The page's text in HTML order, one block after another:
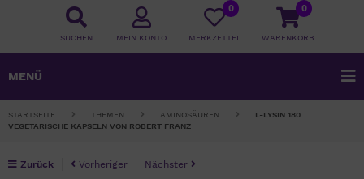
SUCHEN
0
WARENKORB
0
MERKZETTEL
MEIN KONTO
MENÜ
STARTSEITE THEMEN AMINOSÄUREN
L-LYSIN 180
VEGETARISCHE KAPSELN VON ROBERT FRANZ
Zurück Vorheriger Nächster